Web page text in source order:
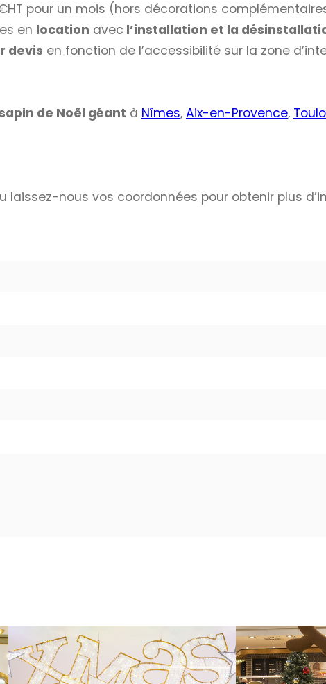
pour un mois (hors décorations
en location avec l’installation et la
devis en fonction de l’accessibilité sur la zone
de Noël géant à Nîmes, Aix-en-Provence,
laissez-nous vos coordonnées pour obtenir plus